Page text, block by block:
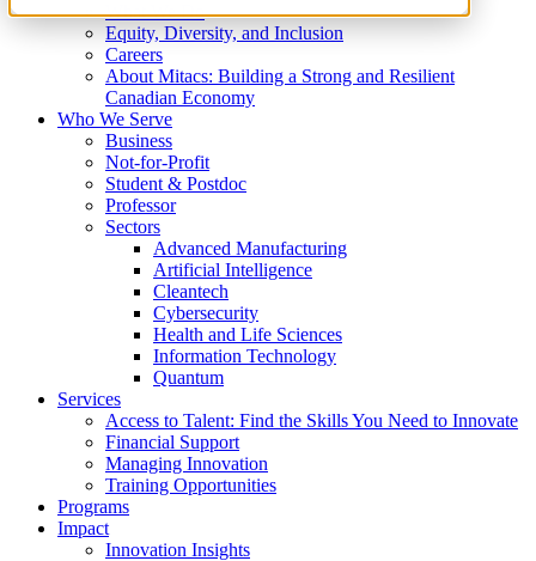
What We Do
Equity, Diversity, and Inclusion
Careers
About Mitacs: Building a Strong and Resilient
Canadian Economy
Who We Serve
Business
Not-for-Profit
Student & Postdoc
Professor
Sectors
Advanced Manufacturing
Artificial Intelligence
Cleantech
Cybersecurity
Health and Life Sciences
Information Technology
Quantum
Services
Access to Talent: Find the Skills You Need to Innovate
Financial Support
Managing Innovation
Training Opportunities
Programs
Impact
Innovation Insights